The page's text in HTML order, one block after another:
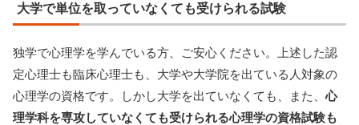
大学で単位を取っていなくても受けられる試験
独学で心理学を学んでいる方、ご安心ください。上述した認
定心理士も臨床心理士も、大学や大学院を出ている人対象の
心理学の資格です。しかし大学を出ていなくても、また、心
理学科を専攻していなくても受けられる心理学の資格試験も